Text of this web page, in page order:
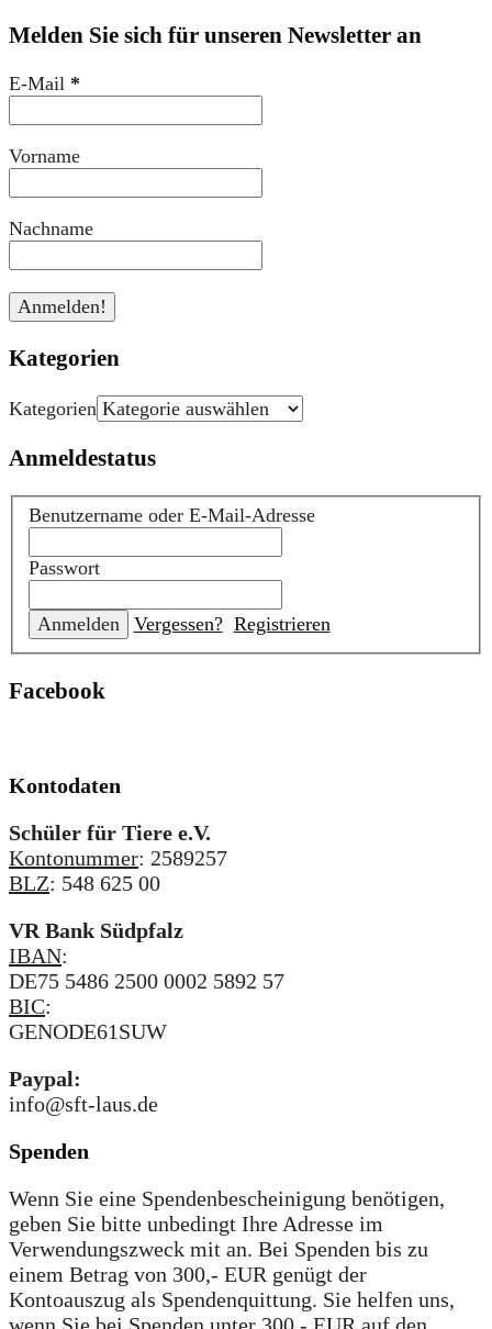
Melden Sie sich für unseren Newsletter an
E-Mail *
Vorname
Nachname
Kategorien
Kategorien
Anmeldestatus
Benutzername oder E-Mail-Adresse
Passwort
Vergessen? Registrieren
Facebook
Kontodaten
Schüler für Tiere e.V.
Kontonummer: 2589257
BLZ: 548 625 00
VR Bank Südpfalz
IBAN:
DE75 5486 2500 0002 5892 57
BIC:
GENODE61SUW
Paypal:
info@sft-laus.de
Spenden
Wenn Sie eine Spendenbescheinigung benötigen,
geben Sie bitte unbedingt Ihre Adresse im
Verwendungszweck mit an. Bei Spenden bis zu
einem Betrag von 300,- EUR genügt der
Kontoauszug als Spendenquittung. Sie helfen uns,